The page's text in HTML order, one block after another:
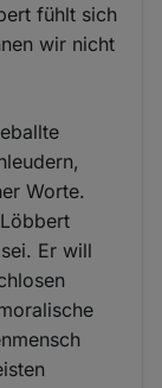
fühlt sich
wir nicht
Worte.
Er will